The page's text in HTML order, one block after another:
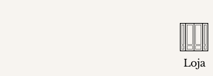
Loja